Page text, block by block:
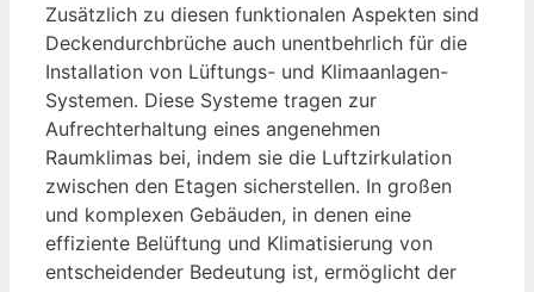
Zusätzlich zu diesen funktionalen Aspekten sind
Deckendurchbrüche auch unentbehrlich für die
Installation von Lüftungs- und Klimaanlagen-
Systemen. Diese Systeme tragen zur
Aufrechterhaltung eines angenehmen
Raumklimas bei, indem sie die Luftzirkulation
zwischen den Etagen sicherstellen. In großen
und komplexen Gebäuden, in denen eine
effiziente Belüftung und Klimatisierung von
entscheidender Bedeutung ist, ermöglicht der